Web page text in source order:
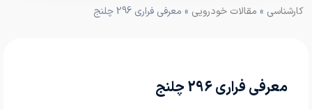
کارشناسی » مقالات خودرویی » معرفی فراری 296 چلنج
معرفی فراری 296 چلنج